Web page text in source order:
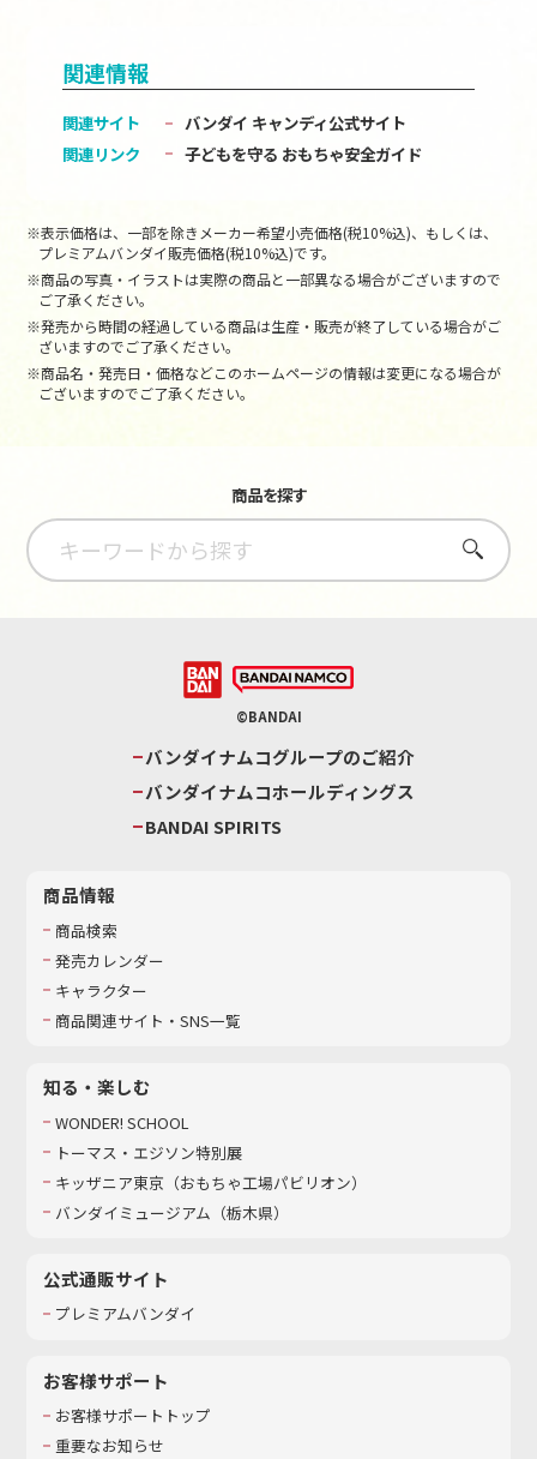
関連情報
関連サイト
バンダイ キャンディ公式サイト
関連リンク
子どもを守る おもちゃ安全ガイド
※表示価格は、一部を除きメーカー希望小売価格(税10%込)、もしくは、
プレミアムバンダイ販売価格(税10%込)です。
※商品の写真・イラストは実際の商品と一部異なる場合がございますので
ご了承ください。
※発売から時間の経過している商品は生産・販売が終了している場合がご
ざいますのでご了承ください。
※商品名・発売日・価格などこのホームページの情報は変更になる場合が
ございますのでご了承ください。
商品を探す
さがす
©BANDAI
バンダイナムコグループのご紹介
バンダイナムコホールディングス
BANDAI SPIRITS
商品情報
商品検索
発売カレンダー
キャラクター
商品関連サイト・SNS一覧
知る・楽しむ
WONDER! SCHOOL
トーマス・エジソン特別展
キッザニア東京（おもちゃ工場パビリオン）​
バンダイミュージアム（栃木県）
公式通販サイト
プレミアムバンダイ
お客様サポート
お客様サポートトップ
重要なお知らせ